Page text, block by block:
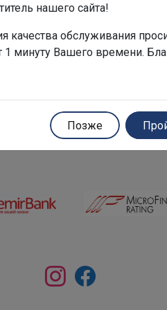
кредитная
ускорить процесс
нашего сайта!
качества обслуживания
1 минуту Вашего времени.
Позже